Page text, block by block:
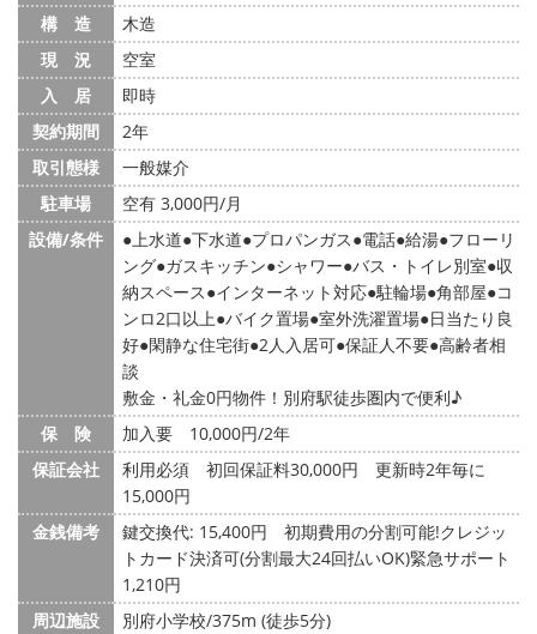
構 造
木造
現 況
空室
入 居
即時
契約期間
2年
取引態様
一般媒介
駐車場
空有 3,000円/月
設備/条件
上水道 下水道 プロパンガス 電話 給湯 フローリ
ング ガスキッチン シャワー バス・トイレ別室 収
納スペース インターネット対応 駐輪場 角部屋 コ
ンロ2口以上 バイク置場 室外洗濯置場 日当たり良
好 閑静な住宅街 2人入居可 保証人不要 高齢者相
談
敷金・礼金0円物件！別府駅徒歩圏内で便利♪
保 険
加入要 10,000円/2年
保証会社
利用必須 初回保証料30,000円 更新時2年毎に
15,000円
金銭備考
鍵交換代: 15,400円
初期費用の分割可能!クレジッ
トカード決済可(分割最大24回払いOK)緊急サポート
1,210円
周辺施設
別府小学校/375m (徒歩5分)